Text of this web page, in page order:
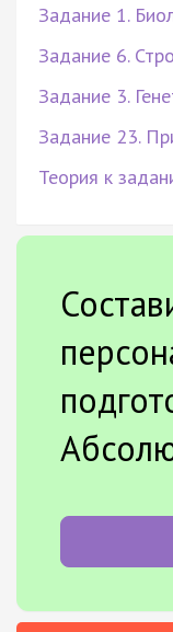
Задание 1.
Задание 6.
Задание 3.
Задание 23.
Теория к